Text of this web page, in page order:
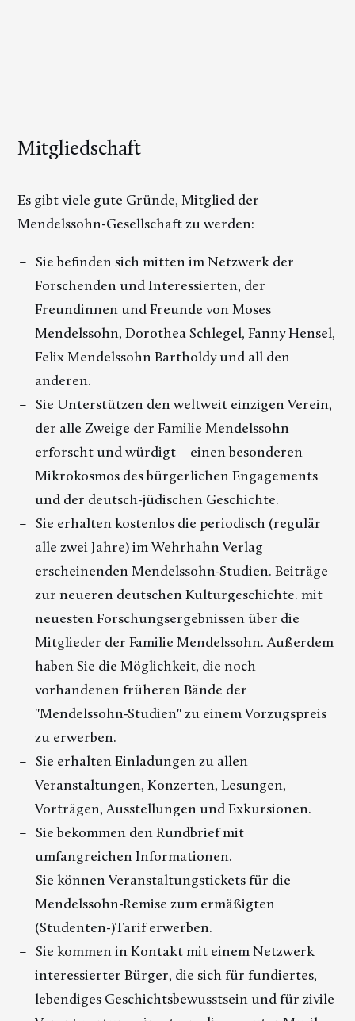
Mitgliedschaft
Es gibt viele gute Gründe, Mitglied der
Mendelssohn-Gesellschaft zu werden:
Sie befinden sich mitten im Netzwerk der
Forschenden und Interessierten, der
Freundinnen und Freunde von Moses
Mendelssohn, Dorothea Schlegel, Fanny Hensel,
Felix Mendelssohn Bartholdy und all den
anderen.
Sie Unterstützen den weltweit einzigen Verein,
der alle Zweige der Familie Mendelssohn
erforscht und würdigt – einen besonderen
Mikrokosmos des bürgerlichen Engagements
und der deutsch-jüdischen Geschichte.
Sie erhalten kostenlos die periodisch (regulär
alle zwei Jahre) im Wehrhahn Verlag
erscheinendenMendelssohn-Studien. Beiträge
zur neueren deutschen Kulturgeschichte. mit
neuesten Forschungsergebnissen über die
Mitglieder der Familie Mendelssohn. Außerdem
haben Sie die Möglichkeit, die noch
vorhandenen früheren Bände der
"Mendelssohn-Studien" zu einem Vorzugspreis
zu erwerben.
Sie erhalten Einladungen zu allen
Veranstaltungen, Konzerten, Lesungen,
Vorträgen, Ausstellungen und Exkursionen.
Sie bekommen den Rundbrief mit
umfangreichen Informationen.
Sie können Veranstaltungstickets für die
Mendelssohn-Remise zum ermäßigten
(Studenten-)Tarif erwerben.
Sie kommen in Kontakt mit einem Netzwerk
interessierter Bürger, die sich für fundiertes,
lebendiges Geschichtsbewusstsein und für zivile